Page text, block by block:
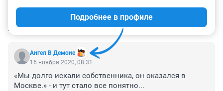
КОММЕНТАРИИ 21
Ангел В Демоне
Подробнее в профиле
16 ноября 2020, 08:31
«Мы долго искали собственника, он оказался в
Москве.» - и тут стало все понятно...